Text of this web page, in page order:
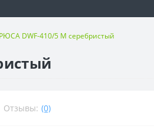
DWF-410/5 M серебристый
Отзывы: (0)